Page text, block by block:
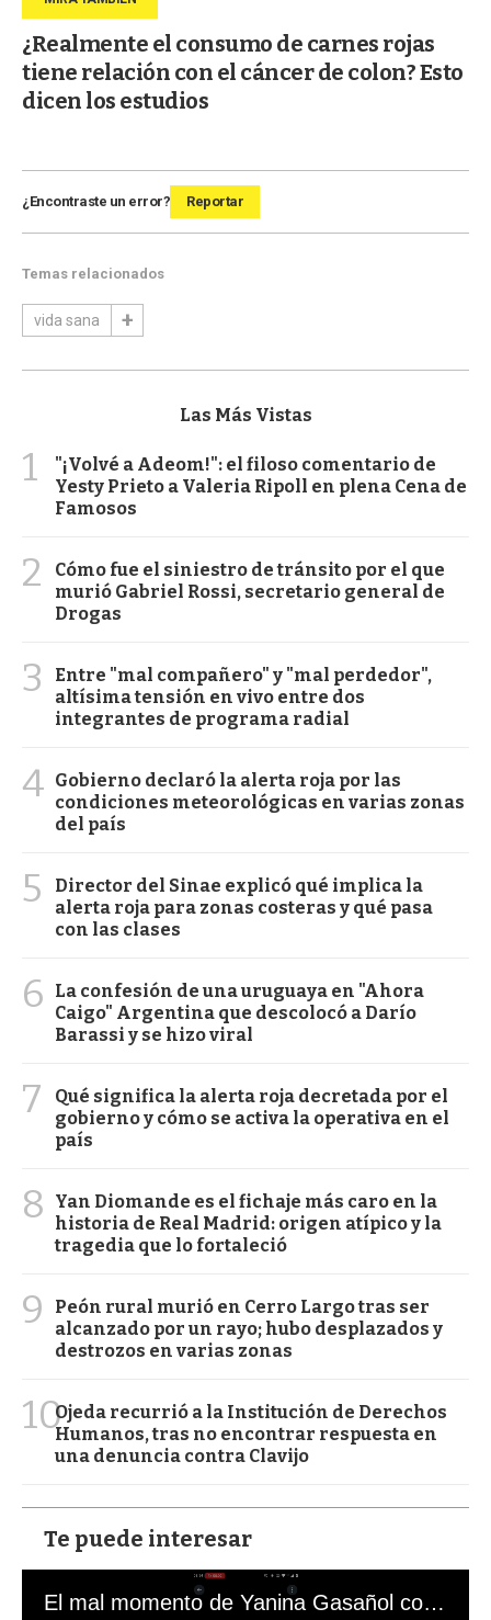
¿Realmente el consumo de carnes rojas
tiene relación con el cáncer de colon? Esto
dicen los estudios
¿Encontraste un error? Reportar
Temas relacionados
vida sana
Las Más Vistas
1
"¡Volvé a Adeom!": el filoso comentario de
Yesty Prieto a Valeria Ripoll en plena Cena de
Famosos
2
Cómo fue el siniestro de tránsito por el que
murió Gabriel Rossi, secretario general de
Drogas
3
Entre "mal compañero" y "mal perdedor",
altísima tensión en vivo entre dos
integrantes de programa radial
4 Gobierno declaró la alerta roja por las
condiciones meteorológicas en varias zonas
del país
5
Director del Sinae explicó qué implica la
alerta roja para zonas costeras y qué pasa
con las clases
6
La confesión de una uruguaya en "Ahora
Caigo" Argentina que descolocó a Darío
Barassi y se hizo viral
7
Qué significa la alerta roja decretada por el
gobierno y cómo se activa la operativa en el
país
8
Yan Diomande es el fichaje más caro en la
historia de Real Madrid: origen atípico y la
tragedia que lo fortaleció
9
Peón rural murió en Cerro Largo tras ser
alcanzado por un rayo; hubo desplazados y
destrozos en varias zonas
10Ojeda recurrió a la Institución de Derechos
Humanos, tras no encontrar respuesta en
una denuncia contra Clavijo
Te puede interesar
El mal momento de Yanina Gasañol con un hincha argentino en "Subrayado"